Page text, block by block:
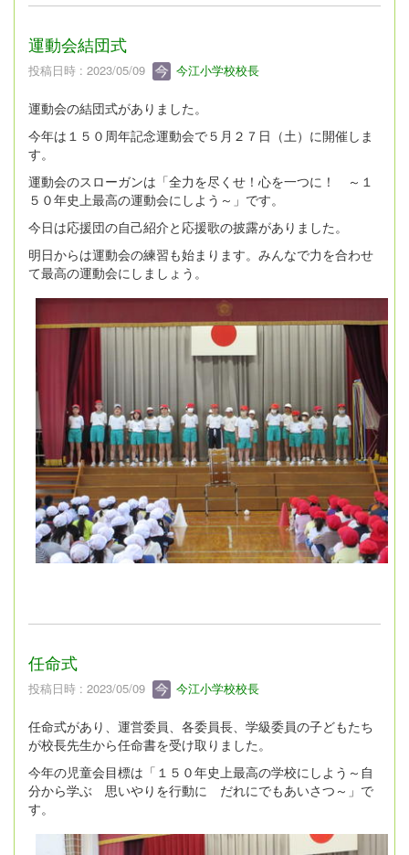
運動会結団式
投稿日時 : 2023/05/09 今江小学校校長
運動会の結団式がありました。
今年は１５０周年記念運動会で５月２７日（土）に開催しま
す。
運動会のスローガンは「全力を尽くせ！心を一つに！ ～１
５０年史上最高の運動会にしよう～」です。
今日は応援団の自己紹介と応援歌の披露がありました。
明日からは運動会の練習も始まります。みんなで力を合わせ
て最高の運動会にしましょう。
任命式
投稿日時 : 2023/05/09 今江小学校校長
任命式があり、運営委員、各委員長、学級委員の子どもたち
が校長先生から任命書を受け取りました。
今年の児童会目標は「１５０年史上最高の学校にしよう～自
分から学ぶ 思いやりを行動に だれにでもあいさつ～」で
す。